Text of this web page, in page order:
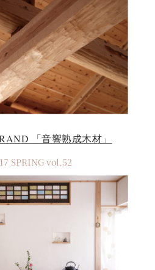
「音響熟成木材」
SPRING vol.52